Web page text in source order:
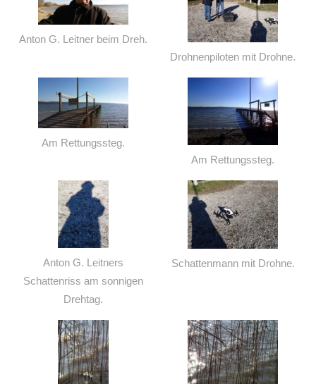
Anton G. Leitner beim Dreh.
Drohnenpiloten mit Drohne.
Am Rettungssteg.
Am Rettungssteg.
Anton G. Leitners
Schattenriss am sonnigen
Drehtag.
Schattenmann mit Drohne.